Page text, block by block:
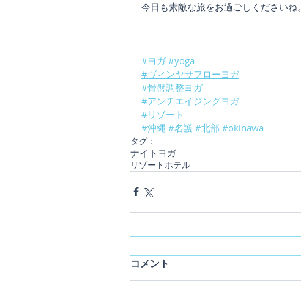
今日も素敵な旅をお過ごしくださいね。
#ヨガ #yoga
#ヴィンヤサフローヨガ
#骨盤調整ヨガ
#アンチエイジングヨガ
#リゾート
#沖縄 #名護 #北部 #okinawa
タグ：
ナイトヨガ
リゾートホテル
コメント